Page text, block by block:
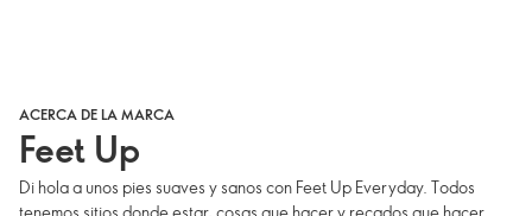
ACERCA DE LA MARCA
Feet Up
Di hola a unos pies suaves y sanos con Feet Up Everyday. Todos